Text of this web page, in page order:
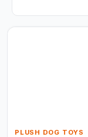
PLUSH DOG TOYS